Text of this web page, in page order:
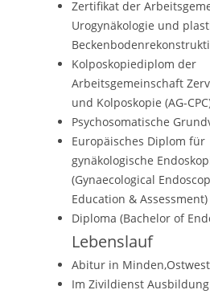
Zertifikat der
Urogynäkologie und
Kolposkopiediplom der
Arbeitsgemeinschaft
und Kolposkopie (AG-
Psychosomatische
Europäisches Diplom für
gynäkologische
(Gynaecological
Education & Assessment)
Diploma (Bachelor of
Lebenslauf
Abitur in
Im Zivildienst